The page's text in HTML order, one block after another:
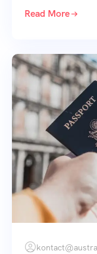
Read More